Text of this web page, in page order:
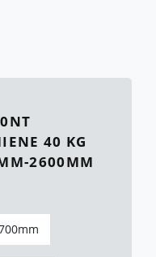
40 KG
2600MM